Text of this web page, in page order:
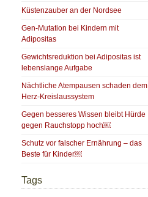
Küstenzauber an der Nordsee
Gen-Mutation bei Kindern mit
Adipositas
Gewichtsreduktion bei Adipositas ist
lebenslange Aufgabe
Nächtliche Atempausen schaden dem
Herz-Kreislaussystem
Gegen besseres Wissen bleibt Hürde
gegen Rauchstopp hoch￼
Schutz vor falscher Ernährung – das
Beste für Kinder￼
Tags